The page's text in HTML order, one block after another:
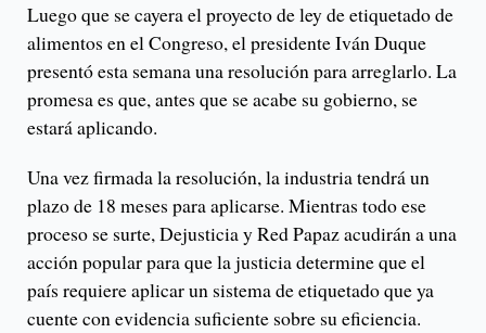
Luego que se cayera el proyecto de ley de etiquetado de
alimentos en el Congreso, el presidente Iván Duque
presentó esta semana una resolución para arreglarlo. La
promesa es que, antes que se acabe su gobierno, se
estará aplicando.
Una vez firmada la resolución, la industria tendrá un
plazo de 18 meses para aplicarse. Mientras todo ese
proceso se surte, Dejusticia y Red Papaz acudirán a una
acción popular para que la justicia determine que el
país requiere aplicar un sistema de etiquetado que ya
cuente con evidencia suficiente sobre su eficiencia.